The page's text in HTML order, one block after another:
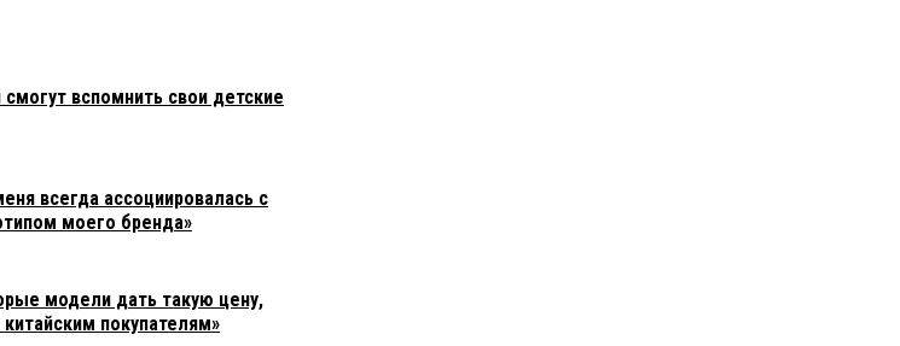
вспомнить свои детские
всегда ассоциировалась с
моего бренда»
модели дать такую цену,
покупателям»